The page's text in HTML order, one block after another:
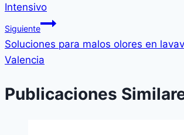
entradas
Intensivo
Siguiente
Soluciones para malos olores en
Valencia
Publicaciones